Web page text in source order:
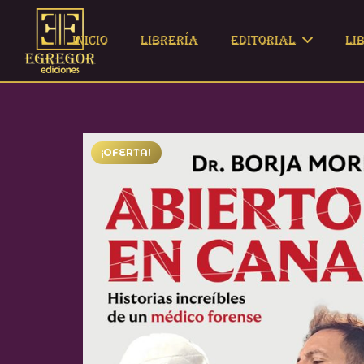
Inicio Librería Editorial
¡OFERTA!